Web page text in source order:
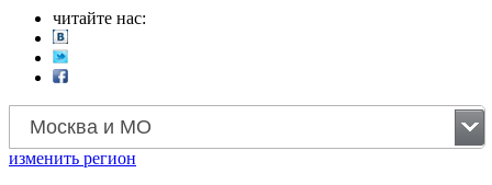
читайте нас:
Москва и МО
изменить регион